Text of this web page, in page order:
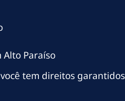
Alto Paraíso
tem direitos